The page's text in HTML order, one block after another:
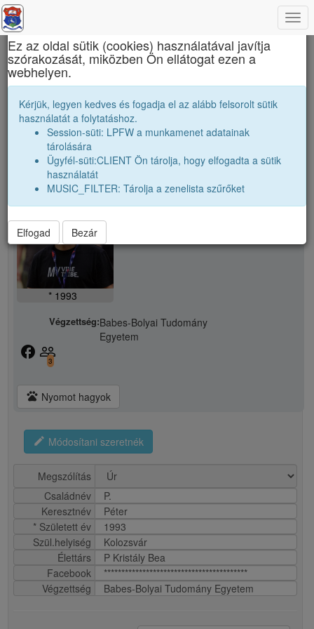
János Zsigmond Unitárius Kollégium
P. Péter
P. Péter
* 1993
Végzettség:Babes-Bolyai Tudomány
Egyetem
facebook people_outline
3
pets Nyomot hagyok
edit Módosítani szeretnék
Megszólítás
Családnév
P.
Keresztnév
Péter
* Született év
1993
Szül.helyiség
Kolozsvár
Élettárs
P Kristály Bea
Facebook
*****************************************
Végzettség
Babes-Bolyai Tudomány Egyetem
×
Ez az oldal sütik (cookies) használatával javítja
szórakozását, miközben Ön ellátogat ezen a
webhelyen.
Kérjük, legyen kedves és fogadja el az alább felsorolt sütik
használatát a folytatáshoz.
Session-süti: LPFW a munkamenet adatainak
tárolására
Ügyfél-süti:CLIENT Ön tárolja, hogy elfogadta a sütik
használatát
MUSIC_FILTER: Tárolja a zenelista szűrőket
Elfogad Bezár